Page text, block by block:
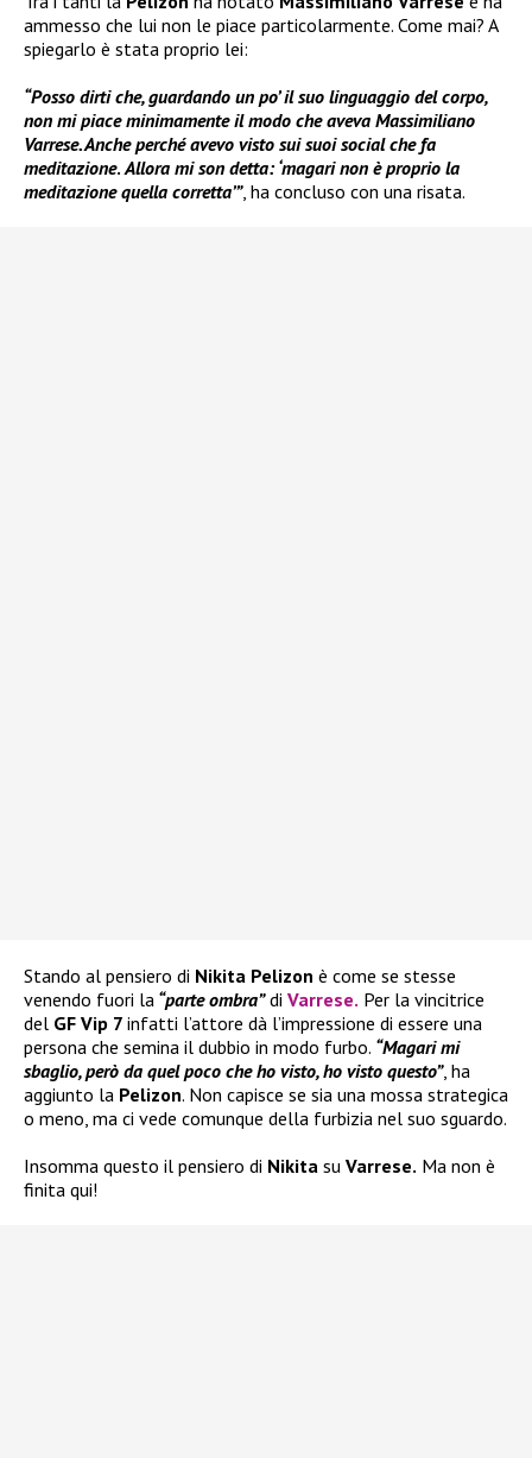
ammesso che lui non le piace particolarmente. Come mai? A
spiegarlo è stata proprio lei:
“Posso dirti che, guardando un po’ il suo linguaggio del corpo,
non mi piace minimamente il modo che aveva Massimiliano
Varrese. Anche perché avevo visto sui suoi social che fa
meditazione. Allora mi son detta: ‘magari non è proprio la
meditazione quella corretta’”, ha concluso con una risata.
Stando al pensiero di Nikita Pelizon è come se stesse
venendo fuori la “parte ombra”di Varrese. Per la vincitrice
del GF Vip 7 infatti l’attore dà l’impressione di essere una
persona che semina il dubbio in modo furbo. “Magari mi
sbaglio, però da quel poco che ho visto, ho visto questo”, ha
aggiunto la Pelizon. Non capisce se sia una mossa strategica
o meno, ma ci vede comunque della furbizia nel suo sguardo.
Insomma questo il pensiero di Nikita su Varrese. Ma non è
finita qui!